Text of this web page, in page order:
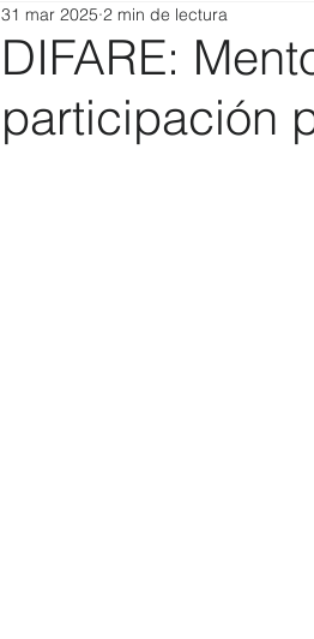
DIFARE:
participación
31 mar 2025 2 min de lectura